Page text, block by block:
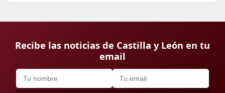
Recibe las noticias de Castilla y León en tu
email